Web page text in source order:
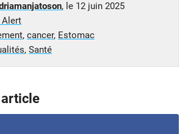
, le 12 juin 2025
Alert
, cancer, Estomac
, Santé
article